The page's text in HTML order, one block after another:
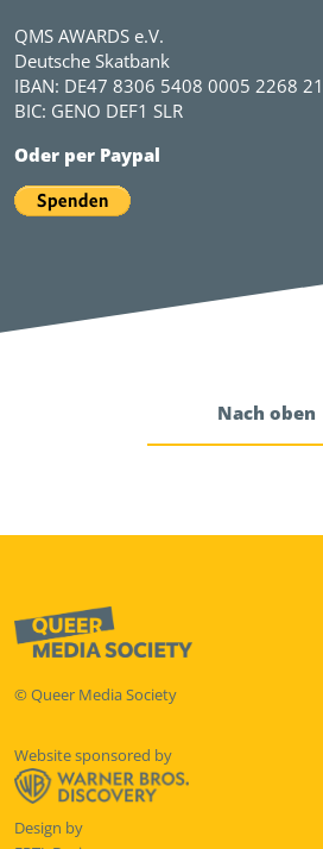
QMS AWARDS e.V.
Deutsche Skatbank
IBAN: DE47 8306 5408 0005 2268 21
BIC: GENO DEF1 SLR
Oder per Paypal
Nach oben
© Queer Media Society
Website sponsored by
Design by